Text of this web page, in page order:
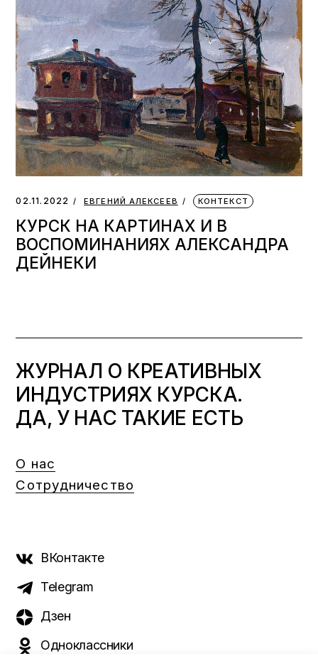
02.11.2022 ЕВГЕНИЙ АЛЕКСЕЕВ КОНТЕКСТ
КУРСК НА КАРТИНАХ И В
ВОСПОМИНАНИЯХ АЛЕКСАНДРА
ДЕЙНЕКИ
ЖУРНАЛ О КРЕАТИВНЫХ
ИНДУСТРИЯХ КУРСКА.
ДА, У НАС ТАКИЕ ЕСТЬ
О нас
Сотрудничество
ВКонтакте
Telegram
Дзен
Одноклассники